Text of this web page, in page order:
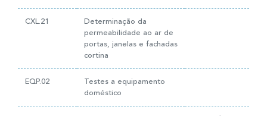
CXL.21
Determinação da
permeabilidade ao ar de
portas, janelas e fachadas
cortina
EQP.02
Testes a equipamento
doméstico